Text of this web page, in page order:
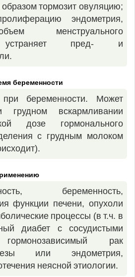
тормозит овуляцию;
эндометрия,
менструального
устраняет пред- и
беременности
при беременности. Может
грудном вскармливании
дозе гормонального
с грудным молоком
беременность,
функции печени, опухоли
процессы (в т.ч. в
диабет с сосудистыми
рак
или эндометрия,
неясной этиологии.